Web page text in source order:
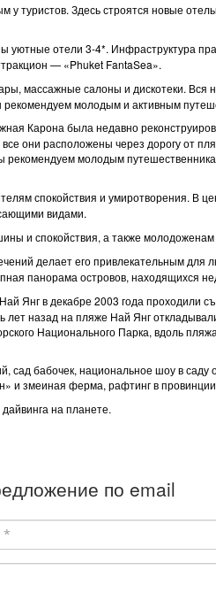
туристов. Здесь строятся новые
отели 3-4*. Инфраструктура
— «Phuket FantaSea».
массажные салоны и дискотеки. Вся
молодым и активным
Карона была недавно
они расположены через дорогу от
рекомендуем молодым
спокойствия и умиротворения. В
видами.
и спокойствия, а также
делает его привлекательным для
панорама островов, находящихся
Янг в декабре 2003 года проходили
лет назад на пляже Най Янг
Национального Парка, вдоль
сад бабочек, национальное шоу в саду
и змеиная ферма, рафтинг в
на планете.
по email